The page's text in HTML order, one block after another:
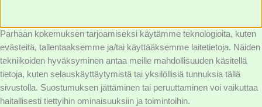
Parhaan kokemuksen tarjoamiseksi käytämme teknologioita, kuten
evästeitä, tallentaaksemme ja/tai käyttääksemme laitetietoja. Näiden
tekniikoiden hyväksyminen antaa meille mahdollisuuden käsitellä
tietoja, kuten selauskäyttäytymistä tai yksilöllisiä tunnuksia tällä
sivustolla. Suostumuksen jättäminen tai peruuttaminen voi vaikuttaa
haitallisesti tiettyihin ominaisuuksiin ja toimintoihin.